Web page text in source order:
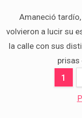
Amaneció tardío, oscuro y lluvioso. Los paraguas
volvieron a lucir su
la calle con sus
prisas
1